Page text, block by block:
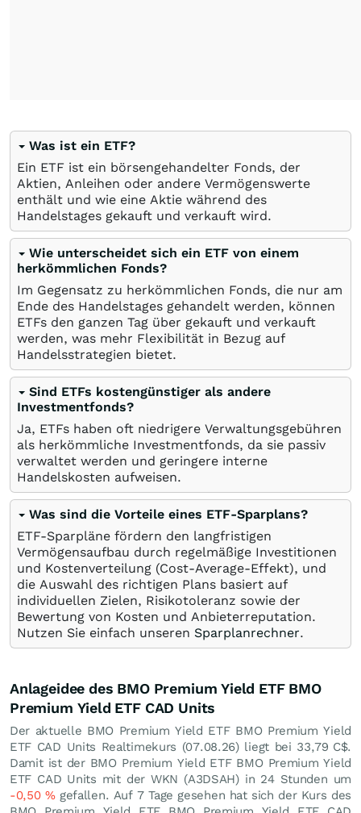
Was ist ein ETF?
Ein ETF ist ein börsengehandelter Fonds, der
Aktien, Anleihen oder andere Vermögenswerte
enthält und wie eine Aktie während des
Handelstages gekauft und verkauft wird.
Wie unterscheidet sich ein ETF von einem
herkömmlichen Fonds?
Im Gegensatz zu herkömmlichen Fonds, die nur am
Ende des Handelstages gehandelt werden, können
ETFs den ganzen Tag über gekauft und verkauft
werden, was mehr Flexibilität in Bezug auf
Handelsstrategien bietet.
Sind ETFs kostengünstiger als andere
Investmentfonds?
Ja, ETFs haben oft niedrigere Verwaltungsgebühren
als herkömmliche Investmentfonds, da sie passiv
verwaltet werden und geringere interne
Handelskosten aufweisen.
Was sind die Vorteile eines ETF-Sparplans?
ETF-Sparpläne fördern den langfristigen
Vermögensaufbau durch regelmäßige Investitionen
und Kostenverteilung (Cost-Average-Effekt), und
die Auswahl des richtigen Plans basiert auf
individuellen Zielen, Risikotoleranz sowie der
Bewertung von Kosten und Anbieterreputation.
Nutzen Sie einfach unseren Sparplanrechner.
Anlageidee des BMO Premium Yield ETF BMO
Premium Yield ETF CAD Units
Der aktuelle BMO Premium Yield ETF BMO Premium Yield
ETF CAD Units Realtimekurs (07.08.26) liegt bei 33,79 C$.
Damit ist der BMO Premium Yield ETF BMO Premium Yield
ETF CAD Units mit der WKN (A3DSAH) in 24 Stunden um
-0,50 %gefallen. Auf 7 Tage gesehen hat sich der Kurs des